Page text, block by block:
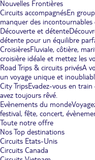
Nouvelles Frontières
Circuits accompagnésEn
manquer des incontournables
Découverte et détente
détente pour un équilibre
CroisièresFluviale, côtière,
croisière idéale et mettez les
Road Trips & circuits privésA
un voyage unique et
City TripsEvadez-vous en
avez toujours rêvé.
Evènements du monde
festival, fête, concert,
Toute notre offre
Nos Top destinations
Circuits Etats-Unis
Circuits Canada